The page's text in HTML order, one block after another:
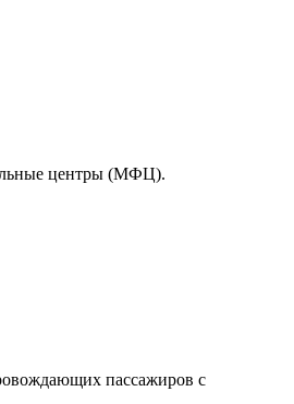
центры (МФЦ).
пассажиров с